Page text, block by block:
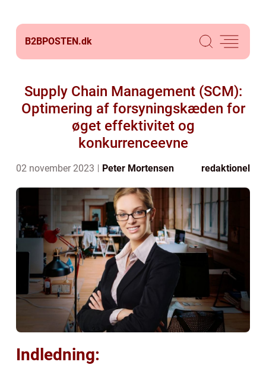
B2BPOSTEN.dk
Supply Chain Management (SCM):
Optimering af forsyningskæden for
øget effektivitet og
konkurrenceevne
02 november 2023 Peter Mortensen redaktionel
Indledning: